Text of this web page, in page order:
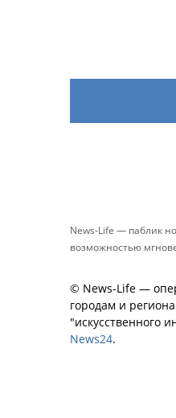
News-Life — паблик
возможностью
© News-Life —
городам и
"искусственного
News24.